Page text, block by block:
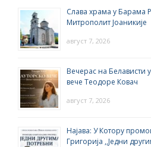
Слава храма у Барама
Митрополит Јоаникије
август 7, 2026
Вечерас на Белависти
вече Теодоре Ковач
август 7, 2026
Најава: У Котору
Григорија ,,Једни